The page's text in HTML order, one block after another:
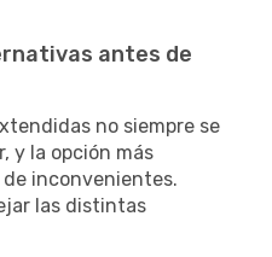
antes de
no siempre se
y la opción más
inconvenientes.
las distintas